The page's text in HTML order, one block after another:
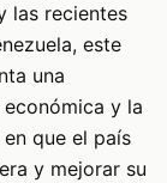
las recientes
este
una
y la
que el país
y mejorar su